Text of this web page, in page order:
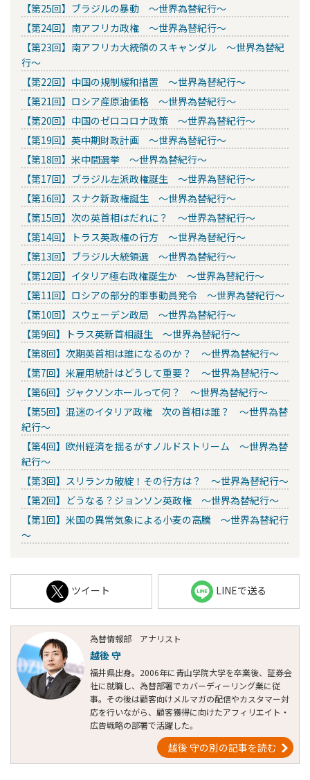
【第25回】ブラジルの暴動 ～世界為替紀行～
【第24回】南アフリカ政権 ～世界為替紀行～
【第23回】南アフリカ大統領のスキャンダル ～世界為替紀
行～
【第22回】中国の規制緩和措置 ～世界為替紀行～
【第21回】ロシア産原油価格 ～世界為替紀行～
【第20回】中国のゼロコロナ政策 ～世界為替紀行～
【第19回】英中期財政計画 ～世界為替紀行～
【第18回】米中間選挙 ～世界為替紀行～
【第17回】ブラジル左派政権誕生 ～世界為替紀行～
【第16回】スナク新政権誕生 ～世界為替紀行～
【第15回】次の英首相はだれに？ ～世界為替紀行～
【第14回】トラス英政権の行方 ～世界為替紀行～
【第13回】ブラジル大統領選 ～世界為替紀行～
【第12回】イタリア極右政権誕生か ～世界為替紀行～
【第11回】ロシアの部分的軍事動員発令 ～世界為替紀行～
【第10回】スウェーデン政局 ～世界為替紀行～
【第9回】トラス英新首相誕生 ～世界為替紀行～
【第8回】次期英首相は誰になるのか？ ～世界為替紀行～
【第7回】米雇用統計はどうして重要？ ～世界為替紀行～
【第6回】ジャクソンホールって何？ ～世界為替紀行～
【第5回】混迷のイタリア政権 次の首相は誰？ ～世界為替
紀行～
【第4回】欧州経済を揺るがすノルドストリーム ～世界為替
紀行～
【第3回】スリランカ破綻！その行方は？ ～世界為替紀行～
【第2回】どうなる？ジョンソン英政権 ～世界為替紀行～
【第1回】米国の異常気象による小麦の高騰 ～世界為替紀行
～
ツイート LINEで送る
為替情報部 アナリスト
越後 守
福井県出身。2006年に青山学院大学を卒業後、証券会
社に就職し、為替部署でカバーディーリング業に従
事。その後は顧客向けメルマガの配信やカスタマー対
応を行いながら、顧客獲得に向けたアフィリエイト・
広告戦略の部署で活躍した。
越後 守の別の記事を読む